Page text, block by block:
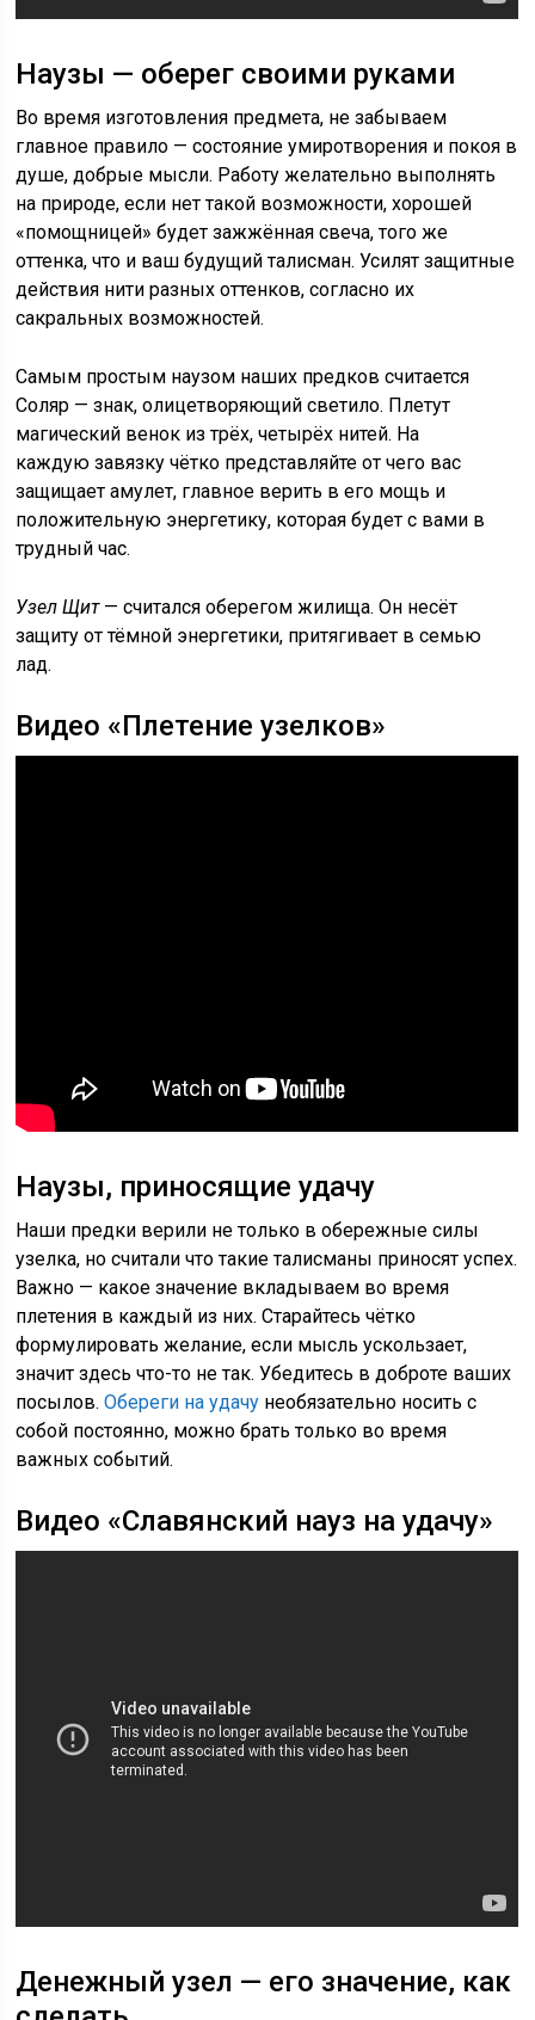
Наузы — оберег своими руками
Во время изготовления предмета, не забываем
главное правило — состояние умиротворения и покоя в
душе, добрые мысли. Работу желательно выполнять
на природе, если нет такой возможности, хорошей
«помощницей» будет зажжённая свеча, того же
оттенка, что и ваш будущий талисман. Усилят защитные
действия нити разных оттенков, согласно их
сакральных возможностей.
Самым простым наузом наших предков считается
Соляр — знак, олицетворяющий светило. Плетут
магический венок из трёх, четырёх нитей. На
каждую завязку чётко представляйте от чего вас
защищает амулет, главное верить в его мощь и
положительную энергетику, которая будет с вами в
трудный час.
Узел Щит— считался оберегом жилища. Он несёт
защиту от тёмной энергетики, притягивает в семью
лад.
Видео «Плетение узелков»
Наузы, приносящие удачу
Наши предки верили не только в обережные силы
узелка, но считали что такие талисманы приносят успех.
Важно — какое значение вкладываем во время
плетения в каждый из них. Старайтесь чётко
формулировать желание, если мысль ускользает,
значит здесь что-то не так. Убедитесь в доброте ваших
посылов.Обереги на удачу необязательно носить с
собой постоянно, можно брать только во время
важных событий.
Видео «Славянский науз на удачу»
Денежный узел — его значение, как